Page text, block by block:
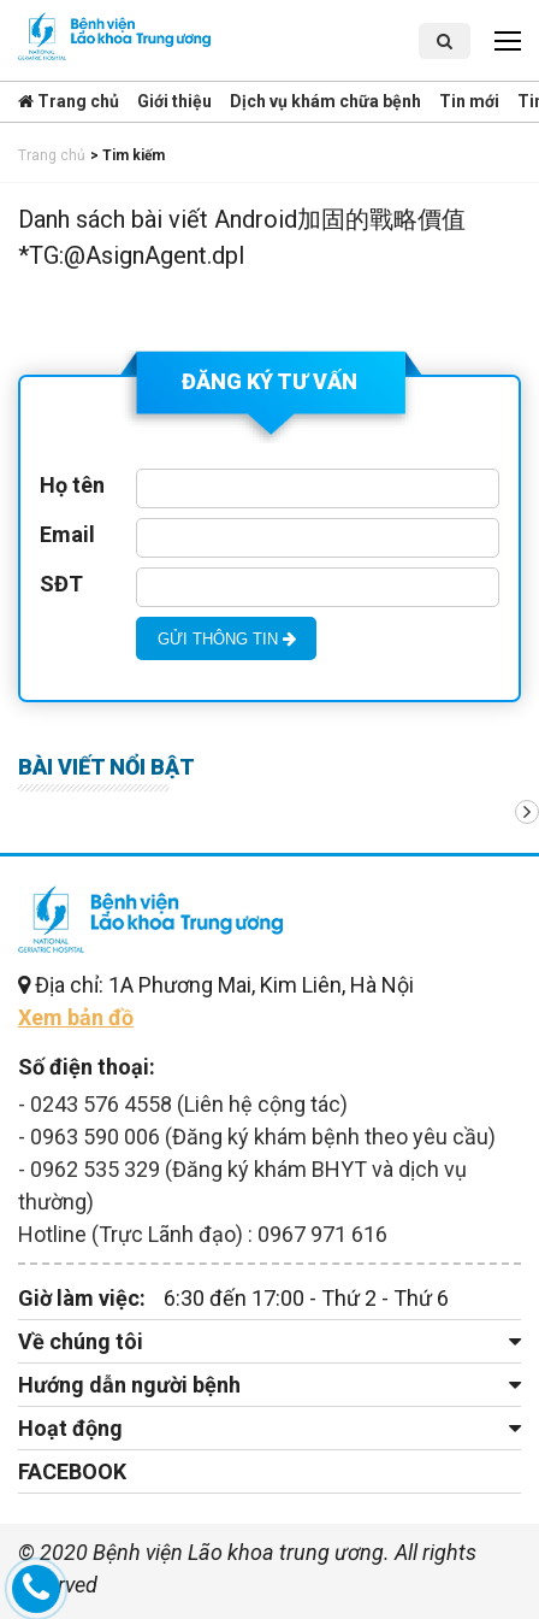
Trang chủ Giới thiệu Dịch vụ khám chữa bệnh Tin mới
Trang chủ > Tim kiếm
Danh sách bài viết Android加固的戰略價值
*TG:@AsignAgent.dpl
ĐĂNG KÝ TƯ VẤN
Họ tên
Email
SĐT
GỬI THÔNG TIN
BÀI VIẾT NỔI BẬT
Địa chỉ: 1A Phương Mai, Kim Liên, Hà Nội
Xem bản đồ
Số điện thoại:
- 0243 576 4558 (Liên hệ cộng tác)
- 0963 590 006 (Đăng ký khám bệnh theo yêu cầu)
- 0962 535 329 (Đăng ký khám BHYT và dịch vụ
thường)
Hotline (Trực Lãnh đạo) : 0967 971 616
Giờ làm việc:
6:30 đến 17:00 - Thứ 2 - Thứ 6
Về chúng tôi
Hướng dẫn người bệnh
Hoạt động
FACEBOOK
© 2020 Bệnh viện Lão khoa trung ương. All rights
reserved